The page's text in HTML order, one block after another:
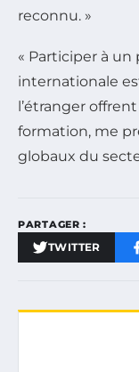
reconnu. »
« Participer à
internationale
l’étranger
formation, me
globaux du
PARTAGER :
TWITTER